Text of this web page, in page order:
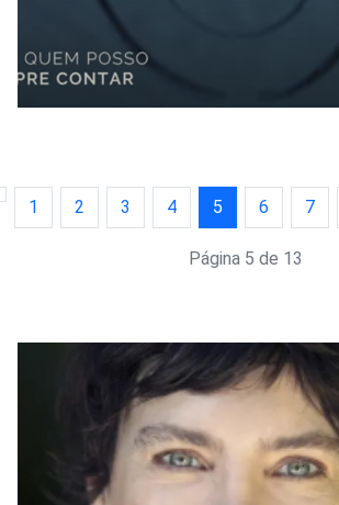
1 2 3 4 5 6 7
Página 5 de 13